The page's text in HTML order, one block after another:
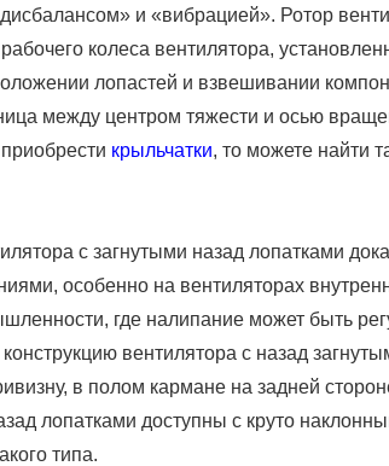
и «вибрацией». Ротор
колеса вентилятора,
лопастей и взвешивании
между центром тяжести и осью
крыльчатки, то можете найти
с загнутыми назад лопатками
особенно на вентиляторах
где налипание может быть
вентилятора с назад
в полом кармане на задней
лопатками доступны с круто
типа.